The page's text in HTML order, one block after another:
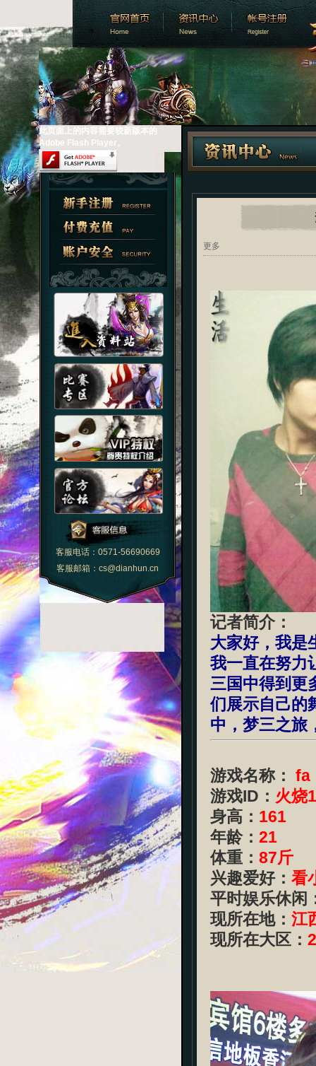
此页面上的内容需要较新版本的
Adobe Flash Player。
客服电话：0571-56690669
客服邮箱：cs@dianhun.cn
更多
记者简介：
大家好，我是
我一直在努力
三国中得到更
们展示自己的
中，梦三之旅
游戏名称： fa
游戏ID： 火烧
身高： 161
年龄： 21
体重： 87斤
兴趣爱好： 看
平时娱乐休闲
现所在地： 江
现所在大区：